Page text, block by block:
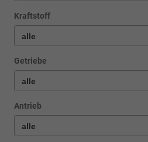
Kraftstoff
Getriebe
Antrieb